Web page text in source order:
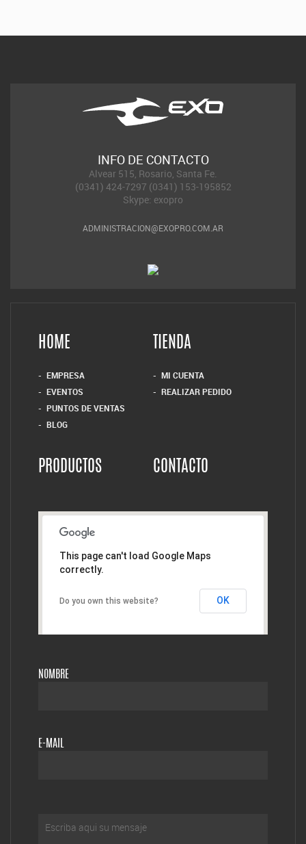
INFO DE CONTACTO
Alvear 515, Rosario, Santa Fe.
(0341) 424-7297 (0341) 153-195852
Skype: exopro
ADMINISTRACION@EXOPRO.COM.AR
HOME
EMPRESA
EVENTOS
PUNTOS DE VENTAS
BLOG
TIENDA
MI CUENTA
REALIZAR PEDIDO
PRODUCTOS CONTACTO
This page can't load Google Maps
correctly.
Do you own this website? OK
NOMBRE
E-MAIL